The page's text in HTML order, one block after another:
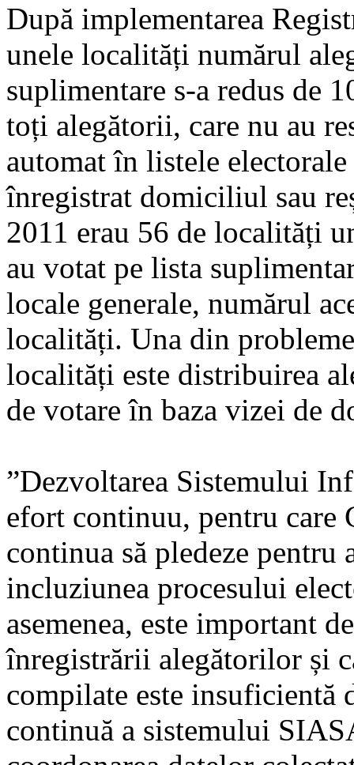
După implementarea
unele localități numărul
suplimentare s-a redus de
toți alegătorii, care nu au
automat în listele
înregistrat domiciliul sau
2011 erau 56 de localități
au votat pe lista
locale generale, numărul
localități. Una din
localități este distribuirea
de votare în baza vizei de
”Dezvoltarea Sistemului
efort continuu, pentru
continua să pledeze
incluziunea procesului
asemenea, este important
înregistrării alegătorilor și
compilate este insuficientă
continuă a sistemului